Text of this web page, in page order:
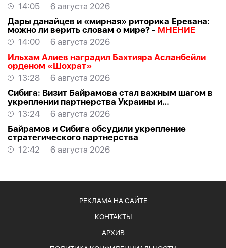
14:05
6 августа 2026
Дары данайцев и «мирная» риторика Еревана:
можно ли верить словам о мире? - МНЕНИЕ
14:00
6 августа 2026
Ильхам Алиев наградил Бахтияра Асланбейли
орденом «Шохрат»
13:28
6 августа 2026
Сибига: Визит Байрамова стал важным шагом в
укреплении партнерства Украины и
Азербайджана
13:24
6 августа 2026
Байрамов и Сибига обсудили укрепление
стратегического партнерства
12:42
6 августа 2026
РЕКЛАМА НА САЙТЕ
КОНТАКТЫ
АРХИВ